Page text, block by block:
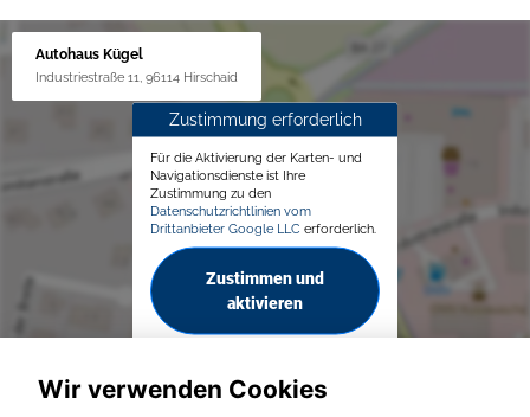
Autohaus Kügel
Industriestraße 11, 96114 Hirschaid
Zustimmung erforderlich
Für die Aktivierung der Karten- und
Navigationsdienste ist Ihre
Zustimmung zu den
Datenschutzrichtlinien vom
Drittanbieter Google LLC erforderlich.
Zustimmen und
aktivieren
Wir verwenden Cookies